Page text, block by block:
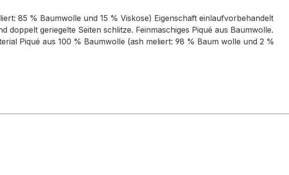
85 % Baumwolle und 15 % Viskose) Eigenschaft einlaufvorbehandelt
geriegelte Seiten schlitze. Feinmaschiges Piqué aus Baumwolle.
Piqué aus 100 % Baumwolle (ash meliert: 98 % Baum wolle und 2 %